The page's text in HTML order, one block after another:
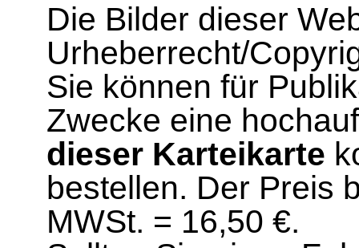
Die Bilder dieser
Urheberrecht/
Sie können für
Zwecke eine
dieser Karteikarte
bestellen. Der Preis
MWSt. = 16,50 €.